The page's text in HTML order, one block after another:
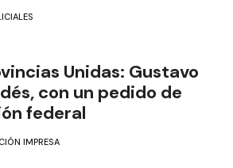
Unidas: Gustavo
con un pedido de
federal
IMPRESA